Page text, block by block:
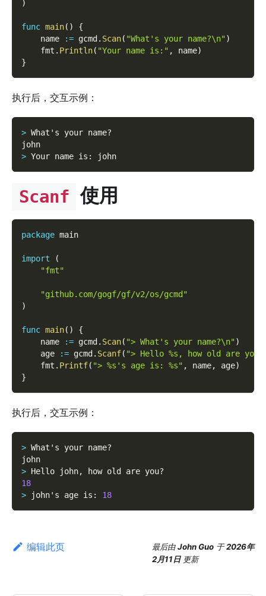
)
func main( )
{
    name
:= gcmd . Scan( "What's your name?\n")
    fmt
. Println( "Your name is:" , name)
}
执行后，交互示例：
> What's your name?
john
> Your name is : john
Scanf 使用
package main
import
(
"fmt"
"github.com/gogf/gf/v2/os/gcmd"
)
func main( )
{
    name
:= gcmd . Scan( "> What's your name?\n")
    age
:= gcmd . Scanf( "> Hello %s, how old are
    fmt
. Printf( "> %s's age is: %s" , name, age)
}
执行后，交互示例：
> What's your name?
john
> Hello john,
how old are you?
18
> john's age is : 18
编辑此页 最后由John Guo 于2026年
2月11日 更新